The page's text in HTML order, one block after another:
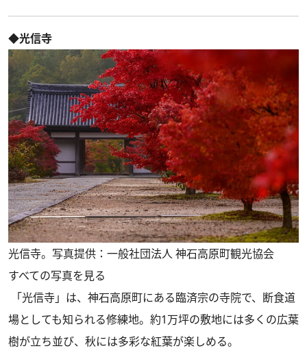
◆光信寺
光信寺。写真提供：一般社団法人 神石高原町観光協会
すべての写真を見る
「光信寺」は、神石高原町にある臨済宗の寺院で、断食道
場としても知られる修練地。約1万坪の敷地には多くの広葉
樹が立ち並び、秋には多彩な紅葉が楽しめる。